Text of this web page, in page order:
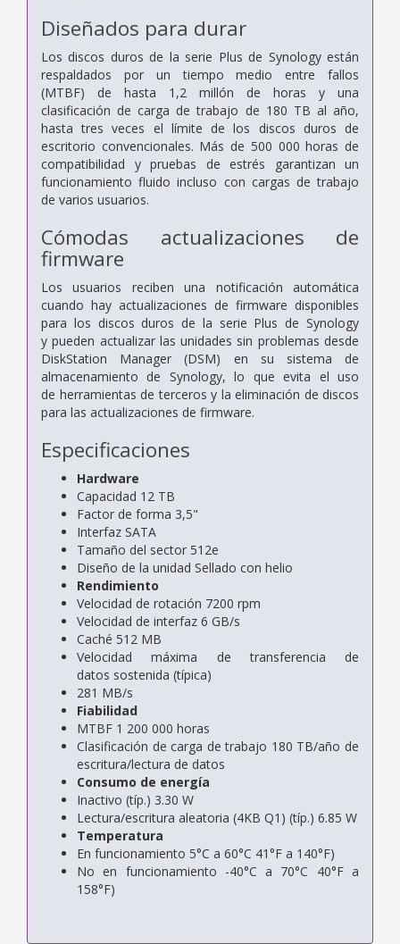
Diseñados para durar
Los discos duros de la serie Plus de Synology están
respaldados por un tiempo medio entre fallos
(MTBF) de hasta 1,2 millón de horas y una
clasificación de carga de trabajo de 180 TB al año,
hasta tres veces el límite de los discos duros de
escritorio convencionales. Más de 500 000 horas de
compatibilidad y pruebas de estrés garantizan un
funcionamiento fluido incluso con cargas de trabajo
de varios usuarios.
Cómodas actualizaciones de
firmware
Los usuarios reciben una notificación automática
cuando hay actualizaciones de firmware disponibles
para los discos duros de la serie Plus de Synology
y pueden actualizar las unidades sin problemas desde
DiskStation Manager (DSM) en su sistema de
almacenamiento de Synology, lo que evita el uso
de herramientas de terceros y la eliminación de discos
para las actualizaciones de firmware.
Especificaciones
Hardware
Capacidad 12 TB
Factor de forma 3,5"
Interfaz SATA
Tamaño del sector 512e
Diseño de la unidad Sellado con helio
Rendimiento
Velocidad de rotación 7200 rpm
Velocidad de interfaz 6 GB/s
Caché 512 MB
Velocidad máxima de transferencia de
datos sostenida (típica)
281 MB/s
Fiabilidad
MTBF 1 200 000 horas
Clasificación de carga de trabajo 180 TB/año de
escritura/lectura de datos
Consumo de energía
Inactivo (típ.) 3.30 W
Lectura/escritura aleatoria (4KB Q1) (típ.) 6.85 W
Temperatura
En funcionamiento 5°C a 60°C 41°F a 140°F)
No en funcionamiento -40°C a 70°C 40°F a
158°F)